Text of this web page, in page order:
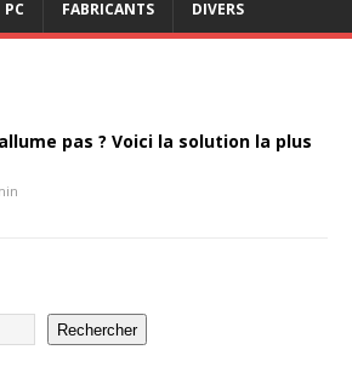
PC FABRICANTS DIVERS
pas ? Voici la solution la plus
Rechercher